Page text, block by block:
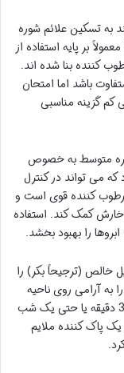
به تسکین علائم شوره
بر پایه استفاده از
کننده بنا شده اند.
باشد اما امتحان
کم گزینه مناسبی
متوسط به خصوص
می تواند در کنترل
کننده قوی است و
کمک کند. استفاده
را بهبود بخشد.
خالص (ترجیحاً بکر) را
به آرامی روی ناحیه
ابروها ماساژ دهید و اجازه دهید حداقل به مدت 30 دقیقه یا حتی یک شب
پاک کننده ملایم